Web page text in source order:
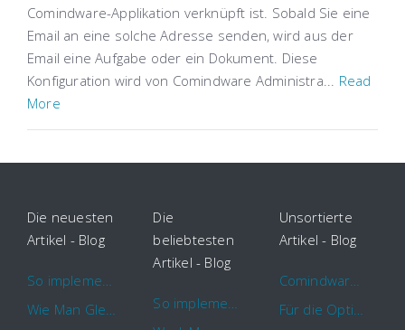
Comindware-Applikation verknüpft ist. Sobald Sie eine
Email an eine solche Adresse senden, wird aus der
Email eine Aufgabe oder ein Dokument. Diese
Konfiguration wird von Comindware Administra... Read
More
Die neuesten
Artikel - Blog
So implementieren Sie BPMS erfolgreich in Ihrem Unternehmen
Wie Man Gleichzeitig Mehrere Projekte Leitet – 5 Dinge Die Sie Wissen Sollten
Die
beliebtesten
Artikel - Blog
So implementieren Sie BPMS erfolgreich in Ihrem Unternehmen
Unsortierte
Artikel - Blog
Comindware Project erweitert Funktionalitäten für Projektteams
Für die Optimierung von Arbeitsabläufen sind Cloud Automation Tools die erste Wahl